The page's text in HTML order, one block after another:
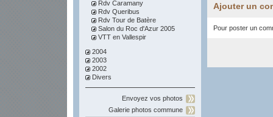
Rdv Caramany
Rdv Queribus
Rdv Tour de Batère
Salon du Roc d'Azur 2005
VTT en Vallespir
2004
2003
2002
Divers
Envoyez vos photos
Galerie photos commune
Ajouter un
Pour poster un